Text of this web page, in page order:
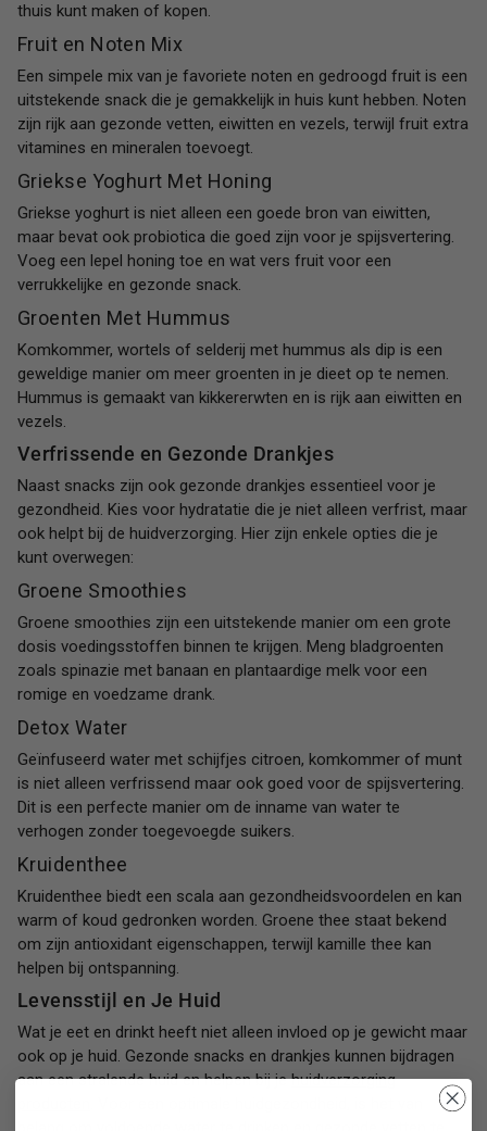
thuis kunt maken of kopen.
Fruit en Noten Mix
Een simpele mix van je favoriete noten en gedroogd fruit is een
uitstekende snack die je gemakkelijk in huis kunt hebben. Noten
zijn rijk aan gezonde vetten, eiwitten en vezels, terwijl fruit extra
vitamines en mineralen toevoegt.
Griekse Yoghurt Met Honing
Griekse yoghurt is niet alleen een goede bron van eiwitten,
maar bevat ook probiotica die goed zijn voor je spijsvertering.
Voeg een lepel honing toe en wat vers fruit voor een
verrukkelijke en gezonde snack.
Groenten Met Hummus
Komkommer, wortels of selderij met hummus als dip is een
geweldige manier om meer groenten in je dieet op te nemen.
Hummus is gemaakt van kikkererwten en is rijk aan eiwitten en
vezels.
Verfrissende en Gezonde Drankjes
Naast snacks zijn ook gezonde drankjes essentieel voor je
gezondheid. Kies voor hydratatie die je niet alleen verfrist, maar
ook helpt bij de huidverzorging. Hier zijn enkele opties die je
kunt overwegen:
Groene Smoothies
Groene smoothies zijn een uitstekende manier om een grote
dosis voedingsstoffen binnen te krijgen. Meng bladgroenten
zoals spinazie met banaan en plantaardige melk voor een
romige en voedzame drank.
Detox Water
Geïnfuseerd water met schijfjes citroen, komkommer of munt
is niet alleen verfrissend maar ook goed voor de spijsvertering.
Dit is een perfecte manier om de inname van water te
verhogen zonder toegevoegde suikers.
Kruidenthee
Kruidenthee biedt een scala aan gezondheidsvoordelen en kan
warm of koud gedronken worden. Groene thee staat bekend
om zijn antioxidant eigenschappen, terwijl kamille thee kan
helpen bij ontspanning.
Levensstijl en Je Huid
Wat je eet en drinkt heeft niet alleen invloed op je gewicht maar
ook op je huid. Gezonde snacks en drankjes kunnen bijdragen
aan een stralende huid en helpen bij jehuidverzorging